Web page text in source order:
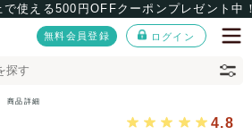
使える500円OFFクーポンプレゼント中
無料会員登録 ログイン
商品詳細
4.8